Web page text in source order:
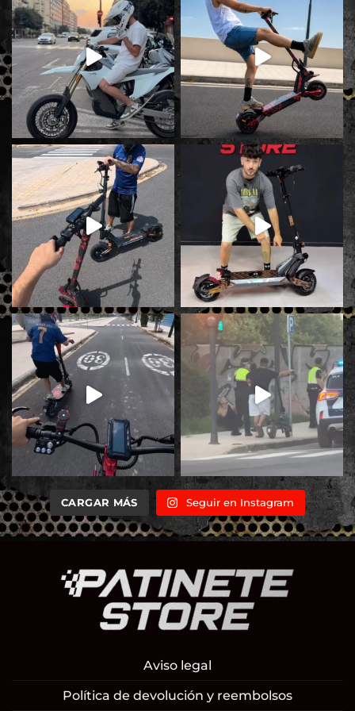
CARGAR MÁS Seguir en Instagram
Aviso legal
Política de devolución y reembolsos